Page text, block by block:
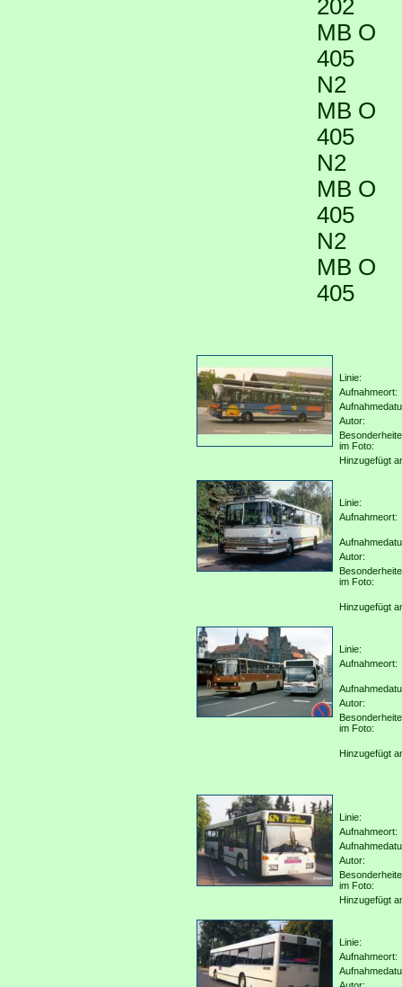
202
MB O
405
N2
MB O
405
N2
MB O
405
N2
MB O
405
Linie:
Aufnahmeort:
Autor:
im Foto:
Hinzugefügt
Linie:
Aufnahmeort:
Autor:
im Foto:
Hinzugefügt
Linie:
Aufnahmeort:
Autor:
im Foto:
Hinzugefügt
Linie:
Aufnahmeort:
Autor:
im Foto:
Hinzugefügt
Linie:
Aufnahmeort: